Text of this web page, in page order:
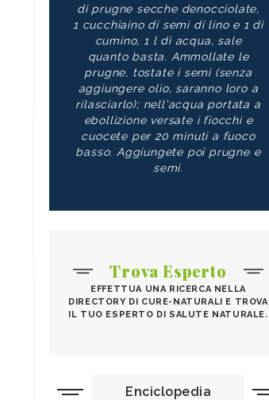
di prugne secche denocciolate,
1 cucchiaino di semi di lino e 1 di
cumino, 1 l di acqua, sale
quanto basta. Ammollate le
prugne, tostate i semi (senza
aggiungere olio, saranno loro a
rilasciarlo); nell'acqua portata a
ebollizione versate i fiocchi e
cuocete per 20 minuti a fuoco
basso. Aggiungete poi prugne e
semi.
Trova Esperto
EFFETTUA UNA RICERCA NELLA
DIRECTORY DI CURE-NATURALI E TROVA
IL TUO ESPERTO DI SALUTE NATURALE.
Enciclopedia